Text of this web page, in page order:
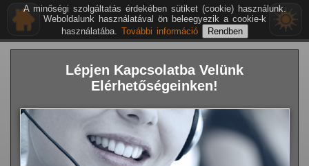
Lépjen Kapcsolatba Velünk
Elérhetőségeinken!
A minőségi szolgáltatás érdekében sütiket (cookie) használunk.
Weboldalunk használatával ön beleegyezik a cookie-k
használatába. További információ